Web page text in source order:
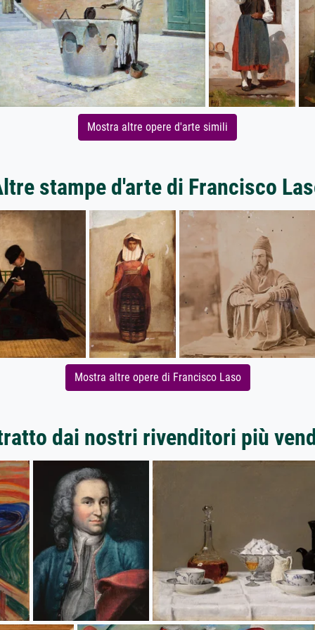
Mostra altre opere d'arte simili
stampe d'arte di Francisco
Mostra altre opere di Francisco Laso
dai nostri rivenditori più